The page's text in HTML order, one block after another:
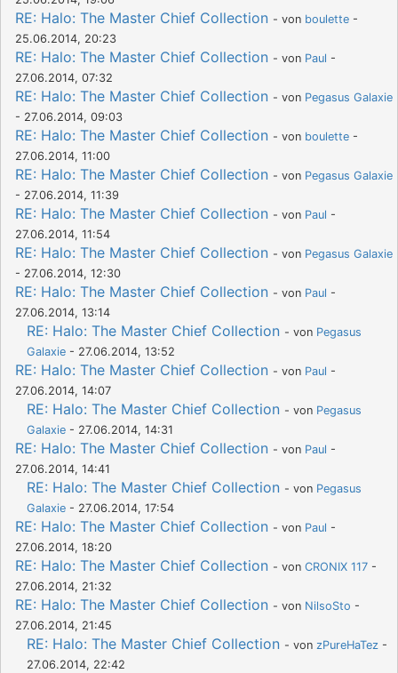
RE: Halo: The Master Chief Collection - von boulette -
25.06.2014, 20:23
RE: Halo: The Master Chief Collection - von Paul -
27.06.2014, 07:32
RE: Halo: The Master Chief Collection - von Pegasus Galaxie
- 27.06.2014, 09:03
RE: Halo: The Master Chief Collection - von boulette -
27.06.2014, 11:00
RE: Halo: The Master Chief Collection - von Pegasus Galaxie
- 27.06.2014, 11:39
RE: Halo: The Master Chief Collection - von Paul -
27.06.2014, 11:54
RE: Halo: The Master Chief Collection - von Pegasus Galaxie
- 27.06.2014, 12:30
RE: Halo: The Master Chief Collection - von Paul -
27.06.2014, 13:14
RE: Halo: The Master Chief Collection - von Pegasus
Galaxie - 27.06.2014, 13:52
RE: Halo: The Master Chief Collection - von Paul -
27.06.2014, 14:07
RE: Halo: The Master Chief Collection - von Pegasus
Galaxie - 27.06.2014, 14:31
RE: Halo: The Master Chief Collection - von Paul -
27.06.2014, 14:41
RE: Halo: The Master Chief Collection - von Pegasus
Galaxie - 27.06.2014, 17:54
RE: Halo: The Master Chief Collection - von Paul -
27.06.2014, 18:20
RE: Halo: The Master Chief Collection - von CRONIX 117 -
27.06.2014, 21:32
RE: Halo: The Master Chief Collection - von NilsoSto -
27.06.2014, 21:45
RE: Halo: The Master Chief Collection - von zPureHaTez -
27.06.2014, 22:42